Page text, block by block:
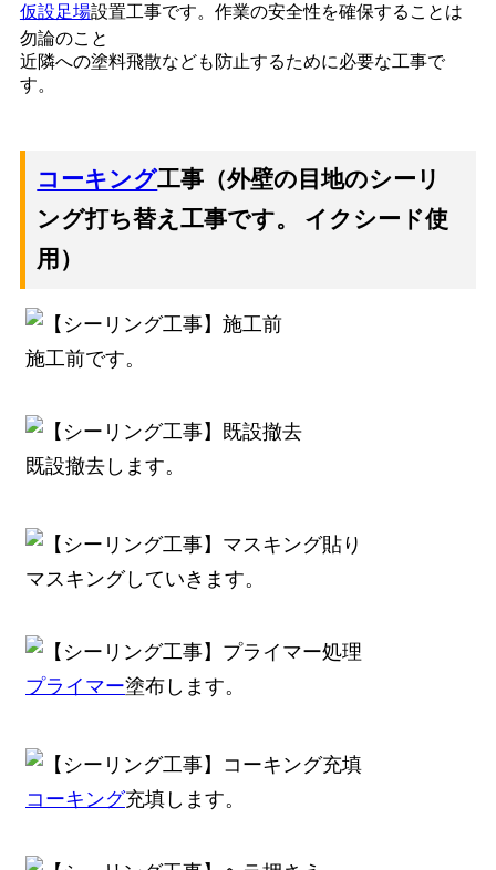
仮設足場設置工事です。作業の安全性を確保することは
勿論のこと
近隣への塗料飛散なども防止するために必要な工事で
す。
コーキング工事（外壁の目地のシーリ
ング打ち替え工事です。 イクシード使
用）
施工前です。
既設撤去します。
マスキングしていきます。
プライマー塗布します。
コーキング充填します。